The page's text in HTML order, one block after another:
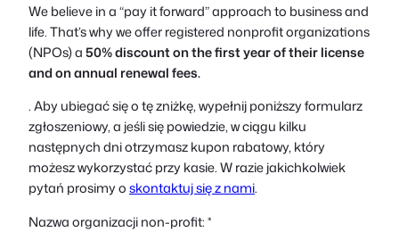
Czech
Greek
We believe in a “pay it forward” approach to business and
life. That’s why we offer registered nonprofit organizations
(NPOs) a50% discount on the first year of their license
and on annual renewal fees.
. Aby ubiegać się o tę zniżkę, wypełnij poniższy formularz
zgłoszeniowy, a jeśli się powiedzie, w ciągu kilku
następnych dni otrzymasz kupon rabatowy, który
możesz wykorzystać przy kasie. W razie jakichkolwiek
pytań prosimy oskontaktuj się z nami.
Nazwa organizacji non-profit: *